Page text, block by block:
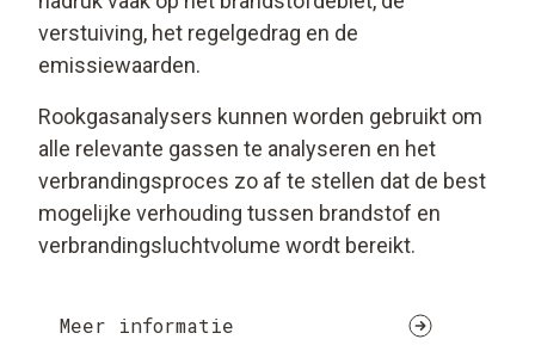
verstuiving, het regelgedrag en de
emissiewaarden.
Rookgasanalysers kunnen worden gebruikt om
alle relevante gassen te analyseren en het
verbrandingsproces zo af te stellen dat de best
mogelijke verhouding tussen brandstof en
verbrandingsluchtvolume wordt bereikt.
Meer informatie